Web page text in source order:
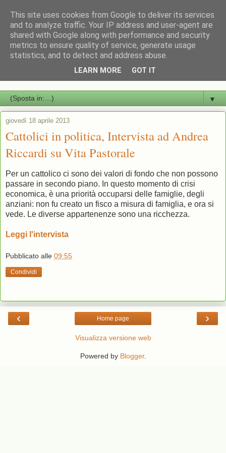
Andrea Riccardi Ministro
Sito di documentazione sulle attività istituzionali e di
Cooperazione Internazionale e dell'Integrazione
▼
giovedì 18 aprile 2013
Cattolici in politica, Intervista ad Andrea
Riccardi su Vita Pastorale
Per un cattolico ci sono dei valori di fondo che non possono
passare in secondo piano. In questo momento di crisi
economica, è una priorità occuparsi delle famiglie, degli
anziani: non fu creato un fisco a misura di famiglia, e ora si
vede. Le diverse appartenenze sono una ricchezza.
Leggi l'intervista
Pubblicato alle 09:55
Condividi
‹ ›
Home page
Visualizza versione web
Powered by Blogger.
This site uses cookies from Google to deliver its services
and to analyze traffic. Your IP address and user-agent are
shared with Google along with performance and security
metrics to ensure quality of service, generate usage
statistics, and to detect and address abuse.
LEARN MORE GOT IT